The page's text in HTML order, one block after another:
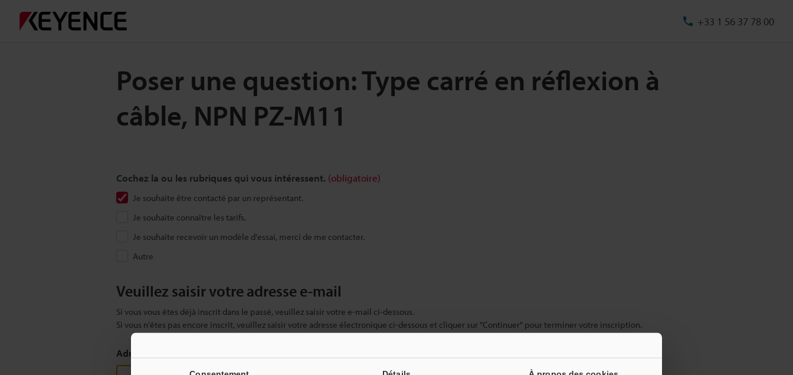
+33 1 56 37 78 00
Poser une question: Type carré en réflexion à
câble, NPN PZ-M11
Cochez la ou les rubriques qui vous intéressent. (obligatoire)
Je souhaite être contacté par un représentant.
Je souhaite connaître les tarifs.
Je souhaite recevoir un modèle d'essai, merci de me contacter.
Autre
Veuillez saisir votre adresse e-mail
Si vous vous êtes déjà inscrit dans le passé, veuillez saisir votre e-mail ci-dessous.
Si vous n'êtes pas encore inscrit, veuillez saisir votre adresse électronique ci-dessous et cliquer sur "Continuer" pour terminer votre inscription.
Adresse e-mail